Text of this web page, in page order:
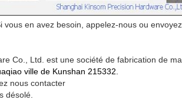
vous en avez besoin, appelez-nous ou
Co., Ltd. est une société de fabrication de
ville de Kunshan 215332.
nous contacter
désolé.